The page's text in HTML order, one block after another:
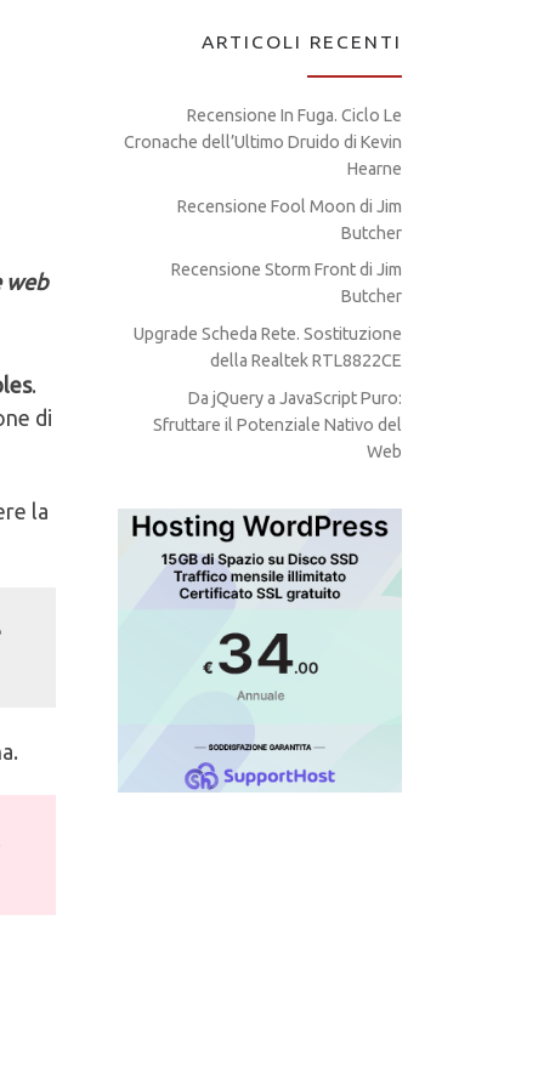
web
.
di
la
ARTICOLI RECENTI
Recensione In Fuga. Ciclo Le
Cronache dell’Ultimo Druido di Kevin
Hearne
Recensione Fool Moon di Jim
Butcher
Recensione Storm Front di Jim
Butcher
Upgrade Scheda Rete. Sostituzione
della Realtek RTL8822CE
Da jQuery a JavaScript Puro:
Sfruttare il Potenziale Nativo del
Web